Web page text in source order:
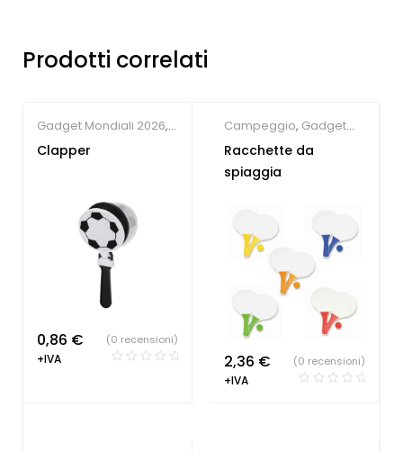
Prodotti correlati
Gadget Mondiali 2026,
Giochi e giocattoli
Clapper
0,86 €
+IVA
(0 recensioni)
Campeggio, Gadget
Estate,Giochi e
giocattoli
Racchette da
spiaggia
2,36 €
+IVA
(0 recensioni)